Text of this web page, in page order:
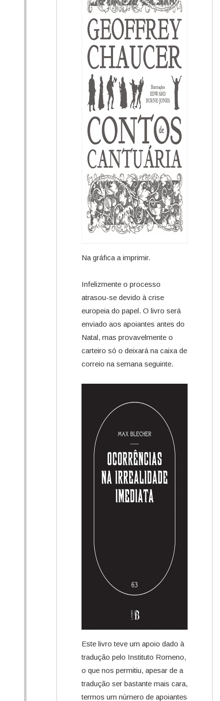
Na gráfica a imprimir.
Infelizmente o processo
atrasou-se devido à crise
europeia do papel. O livro será
enviado aos apoiantes antes do
Natal, mas provavelmente o
carteiro só o deixará na caixa de
correio na semana seguinte.
Este livro teve um apoio dado à
tradução pelo Instituto Romeno,
o que nos permitiu, apesar de a
tradução ser bastante mais cara,
termos um número de apoiantes